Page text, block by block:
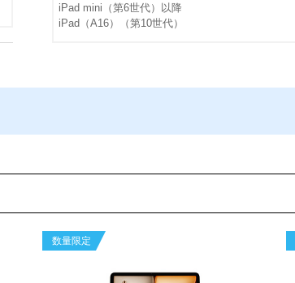
iPad mini（第6世代）以降
iPad（A16）（第10世代）
数量限定